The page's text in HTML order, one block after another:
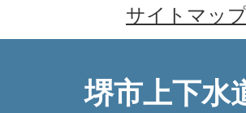
サイトマッ
堺市上下水